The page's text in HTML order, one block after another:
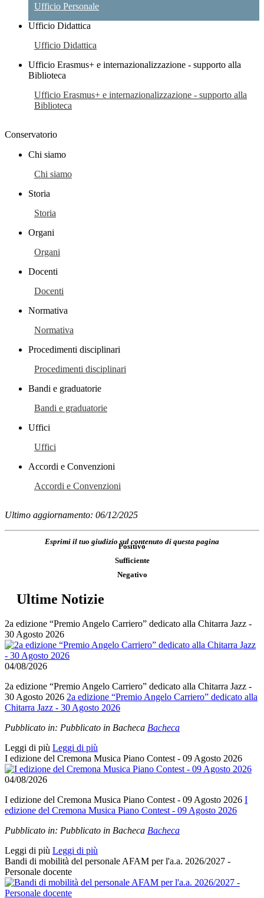
Ufficio Personale
Ufficio Didattica
Ufficio Didattica
Ufficio Erasmus+ e internazionalizzazione - supporto alla
Biblioteca
Ufficio Erasmus+ e internazionalizzazione - supporto alla
Biblioteca
Conservatorio
Chi siamo
Chi siamo
Storia
Storia
Organi
Organi
Docenti
Docenti
Normativa
Normativa
Procedimenti disciplinari
Procedimenti disciplinari
Bandi e graduatorie
Bandi e graduatorie
Uffici
Uffici
Accordi e Convenzioni
Accordi e Convenzioni
Ultimo aggiornamento: 06/12/2025
Esprimi il tuo giudizio sul contenuto di questa pagina
Positivo
Sufficiente
Negativo
Ultime Notizie
2a edizione “Premio Angelo Carriero” dedicato alla Chitarra Jazz -
30 Agosto 2026
04/08/2026
2a edizione “Premio Angelo Carriero” dedicato alla Chitarra Jazz -
30 Agosto 2026 2a edizione “Premio Angelo Carriero” dedicato alla
Chitarra Jazz - 30 Agosto 2026
Pubblicato in: Pubblicato in Bacheca Bacheca
Leggi di più Leggi di più
I edizione del Cremona Musica Piano Contest - 09 Agosto 2026
04/08/2026
I edizione del Cremona Musica Piano Contest - 09 Agosto 2026 I
edizione del Cremona Musica Piano Contest - 09 Agosto 2026
Pubblicato in: Pubblicato in Bacheca Bacheca
Leggi di più Leggi di più
Bandi di mobilità del personale AFAM per l'a.a. 2026/2027 -
Personale docente